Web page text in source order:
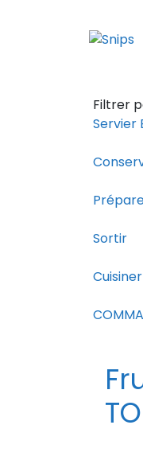
Filtrer
Servier
Sortir
Cuisiner